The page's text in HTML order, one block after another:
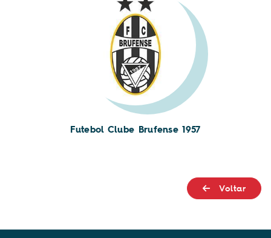
Futebol Clube Brufense 1957
Voltar